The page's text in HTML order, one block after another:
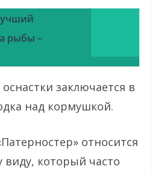
рыбы –
заключается в
над кормушкой.
относится
виду, который часто